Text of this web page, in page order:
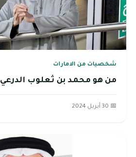
شخصيات من الامارات
من هو محمد بن ثعلوب الدرعي
📅 30 أبريل 2024